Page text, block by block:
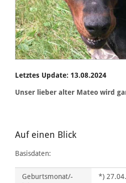
Letztes Update: 13.08.2024
Unser lieber alter Mateo wird
Auf einen Blick
Basisdaten:
Geburtsmonat/-
*)